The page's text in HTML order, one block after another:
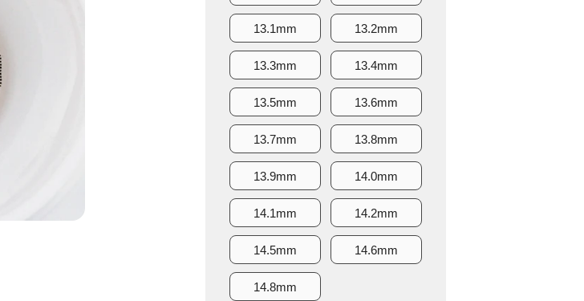
13.1mm 13.2mm
13.3mm 13.4mm
13.5mm 13.6mm
13.7mm 13.8mm
13.9mm 14.0mm
14.1mm 14.2mm
14.5mm 14.6mm
14.8mm